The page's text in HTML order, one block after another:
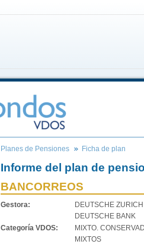
Planes de Pensiones Ficha de plan
Informe del plan de
BANCORREOS
Gestora:
DEUTSCHE
DEUTSCHE BANK
Categoría VDOS:
MIXTO.
MIXTOS